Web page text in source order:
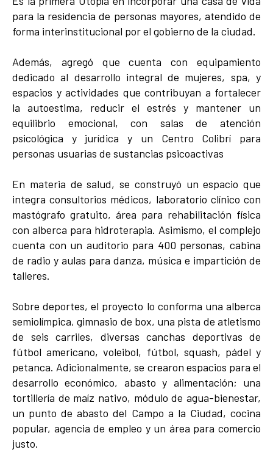
para la residencia de personas mayores, atendido de
forma interinstitucional por el gobierno de la ciudad.
Además, agregó que cuenta con equipamiento
dedicado al desarrollo integral de mujeres, spa, y
espacios y actividades que contribuyan a fortalecer
la autoestima, reducir el estrés y mantener un
equilibrio emocional, con salas de atención
psicológica y jurídica y un Centro Colibrí para
personas usuarias de sustancias psicoactivas
En materia de salud, se construyó un espacio que
integra consultorios médicos, laboratorio clínico con
mastógrafo gratuito, área para rehabilitación física
con alberca para hidroterapia. Asimismo, el complejo
cuenta con un auditorio para 400 personas, cabina
de radio y aulas para danza, música e impartición de
talleres.
Sobre deportes, el proyecto lo conforma una alberca
semiolímpica, gimnasio de box, una pista de atletismo
de seis carriles, diversas canchas deportivas de
fútbol americano, voleibol, fútbol, squash, pádel y
petanca. Adicionalmente, se crearon espacios para el
desarrollo económico, abasto y alimentación; una
tortillería de maíz nativo, módulo de agua-bienestar,
un punto de abasto del Campo a la Ciudad, cocina
popular, agencia de empleo y un área para comercio
justo.